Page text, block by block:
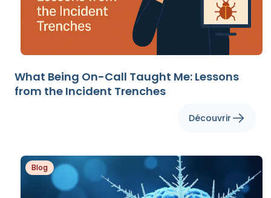
What Being On-Call Taught Me: Lessons
from the Incident Trenches
Découvrir
Blog